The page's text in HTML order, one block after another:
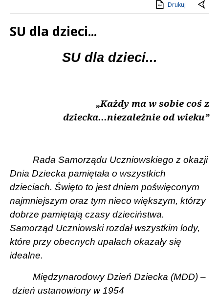
Drukuj
SU dla dzieci...
SU dla dzieci...
„Każdy ma w sobie coś z
dziecka...niezależnie od wieku”
Rada Samorządu Uczniowskiego z okazji
Dnia Dziecka pamiętała o wszystkich
dzieciach. Święto to jest dniem poświęconym
najmniejszym oraz tym nieco większym, którzy
dobrze pamiętają czasy dzieciństwa.
Samorząd Uczniowski rozdał wszystkim lody,
które przy obecnych upałach okazały się
idealne.
Międzynarodowy Dzień Dziecka (MDD) –
dzień ustanowiony w 1954